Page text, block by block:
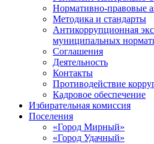
Нормативно-правовые
Методика и стандарты
Антикоррупционная
муниципальных
Соглашения
Деятельность
Контакты
Противодействие
Кадровое обеспечение
Избирательная комиссия
Поселения
«Город Мирный»
«Город Удачный»